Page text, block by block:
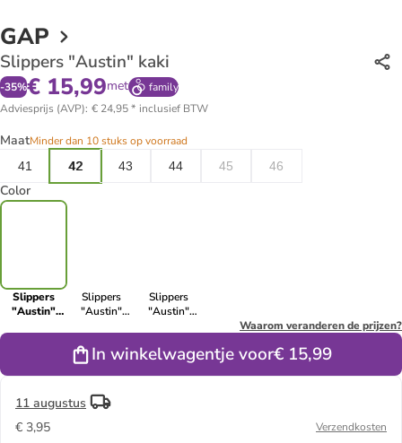
GAP
Slippers "Austin" kaki
-35%€ 15,99met
family
Adviesprijs (AVP): € 24,95* inclusief BTW
MaatMinder dan 10 stuks op voorraad
41
42 43 44 45 46
Color
Slippers
"Austin"
Slippers
"Austin"
Slippers
"Austin"
Waarom veranderen de prijzen?
In winkelwagentje voor€ 15,99
11 augustus
€ 3,95
Verzendkosten